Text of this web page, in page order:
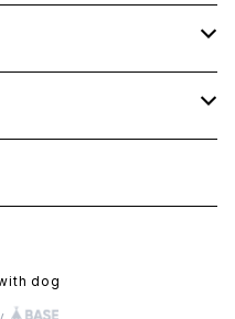
dog